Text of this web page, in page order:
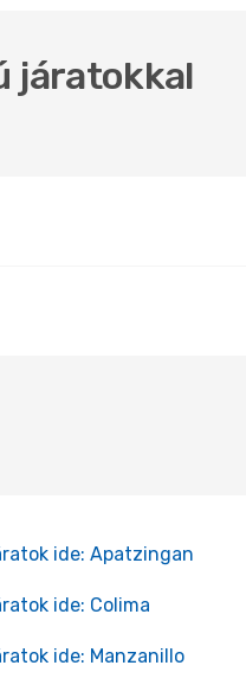
járatokkal
ide: Apatzingan
ide: Colima
ide: Manzanillo